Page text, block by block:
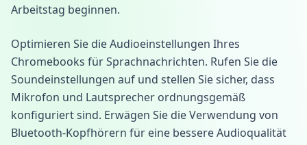
Arbeitstag beginnen.
Optimieren Sie die Audioeinstellungen Ihres
Chromebooks für Sprachnachrichten. Rufen Sie die
Soundeinstellungen auf und stellen Sie sicher, dass
Mikrofon und Lautsprecher ordnungsgemäß
konfiguriert sind. Erwägen Sie die Verwendung von
Bluetooth-Kopfhörern für eine bessere Audioqualität